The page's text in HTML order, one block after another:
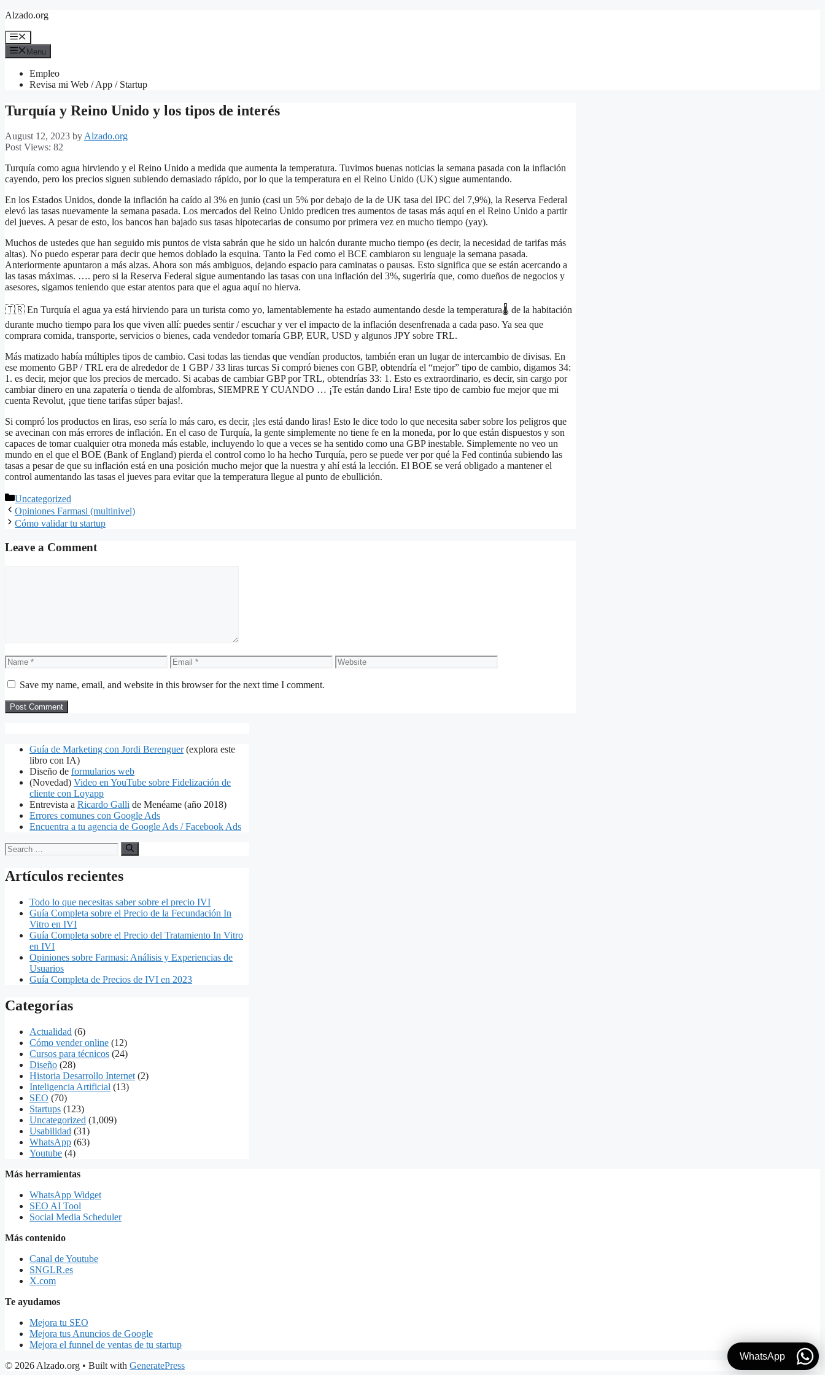
Skip
content
Alzado.org
Menu
Menu
Empleo
Revisa mi Web / App / Startup
Turquía y Reino Unido y los tipos de interés
August 12, 2023 byAlzado.org
Post Views: 82
Turquía como agua hirviendo y el Reino Unido a medida que aumenta la temperatura. Tuvimos buenas noticias la semana pasada con la inflación
cayendo, pero los precios siguen subiendo demasiado rápido, por lo que la temperatura en el Reino Unido (UK) sigue aumentando.
En los Estados Unidos, donde la inflación ha caído al 3% en junio (casi un 5% por debajo de la de UK tasa del IPC del 7,9%), la Reserva Federal
elevó las tasas nuevamente la semana pasada. Los mercados del Reino Unido predicen tres aumentos de tasas más aquí en el Reino Unido a partir
del jueves. A pesar de esto, los bancos han bajado sus tasas hipotecarias de consumo por primera vez en mucho tiempo (yay).
Muchos de ustedes que han seguido mis puntos de vista sabrán que he sido un halcón durante mucho tiempo (es decir, la necesidad de tarifas más
altas). No puedo esperar para decir que hemos doblado la esquina. Tanto la Fed como el BCE cambiaron su lenguaje la semana pasada.
Anteriormente apuntaron a más alzas. Ahora son más ambiguos, dejando espacio para caminatas o pausas. Esto significa que se están acercando a
las tasas máximas. …. pero si la Reserva Federal sigue aumentando las tasas con una inflación del 3%, sugeriría que, como dueños de negocios y
asesores, sigamos teniendo que estar atentos para que el agua aquí no hierva.
🇹🇷 En Turquía el agua ya está hirviendo para un turista como yo, lamentablemente ha estado aumentando desde la temperatura🌡️ de la habitación
durante mucho tiempo para los que viven allí: puedes sentir / escuchar y ver el impacto de la inflación desenfrenada a cada paso. Ya sea que
comprara comida, transporte, servicios o bienes, cada vendedor tomaría GBP, EUR, USD y algunos JPY sobre TRL.
Más matizado había múltiples tipos de cambio. Casi todas las tiendas que vendían productos, también eran un lugar de intercambio de divisas. En
ese momento GBP / TRL era de alrededor de 1 GBP / 33 liras turcas Si compró bienes con GBP, obtendría el “mejor” tipo de cambio, digamos 34:
1. es decir, mejor que los precios de mercado. Si acabas de cambiar GBP por TRL, obtendrías 33: 1. Esto es extraordinario, es decir, sin cargo por
cambiar dinero en una zapatería o tienda de alfombras, SIEMPRE Y CUANDO … ¡Te están dando Lira! Este tipo de cambio fue mejor que mi
cuenta Revolut, ¡que tiene tarifas súper bajas!.
Si compró los productos en liras, eso sería lo más caro, es decir, ¡les está dando liras! Esto le dice todo lo que necesita saber sobre los peligros que
se avecinan con más errores de inflación. En el caso de Turquía, la gente simplemente no tiene fe en la moneda, por lo que están dispuestos y son
capaces de tomar cualquier otra moneda más estable, incluyendo lo que a veces se ha sentido como una GBP inestable. Simplemente no veo un
mundo en el que el BOE (Bank of England) pierda el control como lo ha hecho Turquía, pero se puede ver por qué la Fed continúa subiendo las
tasas a pesar de que su inflación está en una posición mucho mejor que la nuestra y ahí está la lección. El BOE se verá obligado a mantener el
control aumentando las tasas el jueves para evitar que la temperatura llegue al punto de ebullición.
Categories
Uncategorized
Opiniones Farmasi (multinivel)
Cómo validar tu startup
Leave a Comment
Name Email Website
Save my name, email, and website in this browser for the next time I comment.
Guía de Marketing con Jordi Berenguer(explora este
libro con IA)
Diseño de formularios web
(Novedad) Video en YouTube sobre Fidelización de
cliente con Loyapp
Entrevista a Ricardo Galli de Menéame (año 2018)
Errores comunes con Google Ads
Encuentra a tu agencia de Google Ads / Facebook Ads
Search
for:
Artículos recientes
Todo lo que necesitas saber sobre el precio IVI
Guía Completa sobre el Precio de la Fecundación In
Vitro en IVI
Guía Completa sobre el Precio del Tratamiento In Vitro
en IVI
Opiniones sobre Farmasi: Análisis y Experiencias de
Usuarios
Guía Completa de Precios de IVI en 2023
Categorías
Actualidad (6)
Cómo vender online (12)
Cursos para técnicos (24)
Diseño (28)
Historia Desarrollo Internet (2)
Inteligencia Artificial (13)
SEO (70)
Startups (123)
Uncategorized (1,009)
Usabilidad (31)
WhatsApp (63)
Youtube (4)
Más herramientas
WhatsApp Widget
SEO AI Tool
Social Media Scheduler
Más contenido
Canal de Youtube
SNGLR.es
X.com
Te ayudamos
Mejora tu SEO
Mejora tus Anuncios de Google
Mejora el funnel de ventas de tu startup
© 2026 Alzado.org • Built with GeneratePress
WhatsApp